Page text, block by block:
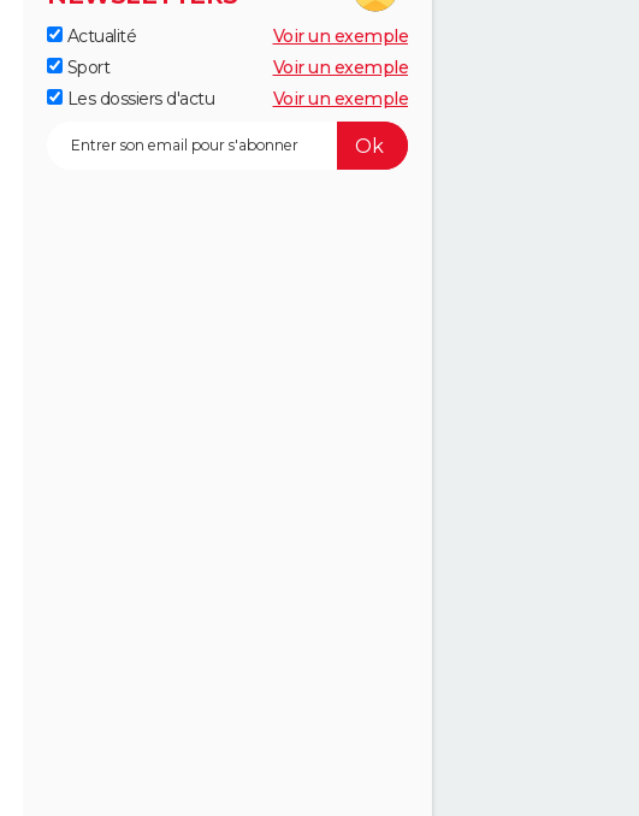
Actualité
Voir un exemple
Sport
Voir un exemple
Les dossiers d'actu
Voir un exemple